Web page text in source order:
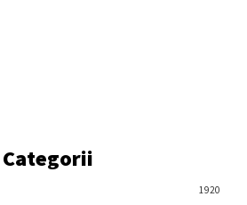
Categorii
1920